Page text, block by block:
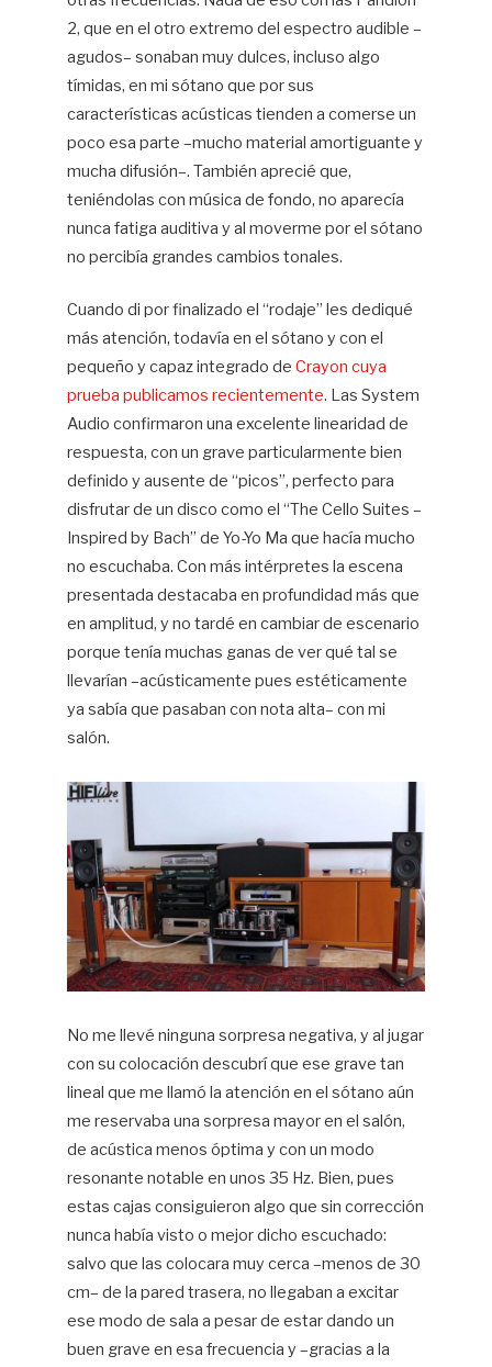
2, que en el otro extremo del espectro audible –
agudos– sonaban muy dulces, incluso algo
tímidas, en mi sótano que por sus
características acústicas tienden a comerse un
poco esa parte –mucho material amortiguante y
mucha difusión–. También aprecié que,
teniéndolas con música de fondo, no aparecía
nunca fatiga auditiva y al moverme por el sótano
no percibía grandes cambios tonales.
Cuando di por finalizado el “rodaje” les dediqué
más atención, todavía en el sótano y con el
pequeño y capaz integrado de Crayon cuya
prueba publicamos recientemente. Las System
Audio confirmaron una excelente linearidad de
respuesta, con un grave particularmente bien
definido y ausente de “picos”, perfecto para
disfrutar de un disco como el “The Cello Suites –
Inspired by Bach” de Yo-Yo Ma que hacía mucho
no escuchaba. Con más intérpretes la escena
presentada destacaba en profundidad más que
en amplitud, y no tardé en cambiar de escenario
porque tenía muchas ganas de ver qué tal se
llevarían –acústicamente pues estéticamente
ya sabía que pasaban con nota alta– con mi
salón.
No me llevé ninguna sorpresa negativa, y al jugar
con su colocación descubrí que ese grave tan
lineal que me llamó la atención en el sótano aún
me reservaba una sorpresa mayor en el salón,
de acústica menos óptima y con un modo
resonante notable en unos 35 Hz. Bien, pues
estas cajas consiguieron algo que sin corrección
nunca había visto o mejor dicho escuchado:
salvo que las colocara muy cerca –menos de 30
cm– de la pared trasera, no llegaban a excitar
ese modo de sala a pesar de estar dando un
buen grave en esa frecuencia y –gracias a la